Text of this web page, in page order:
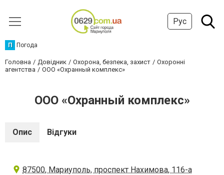
Рус
П Погода
Головна Довідник Охорона, безпека, захист
Охоронні
агентства
ООО «Охранный комплекс»
ООО «Охранный комплекс»
Опис Відгуки
87500, Мариуполь, проспект Нахимова, 116-а